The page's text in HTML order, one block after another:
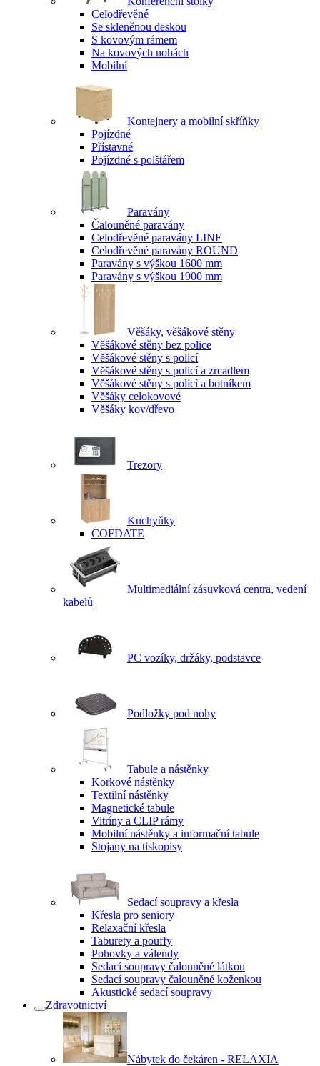
Celodřevěné
Se skleněnou deskou
S kovovým rámem
Na kovových nohách
Mobilní
Kontejnery a mobilní skříňky
Pojízdné
Přístavné
Pojízdné s polštářem
Paravány
Čalouněné paravány
Celodřevěné paravány LINE
Celodřevěné paravány ROUND
Paravány s výškou 1600 mm
Paravány s výškou 1900 mm
Věšáky, věšákové stěny
Věšákové stěny bez police
Věšákové stěny s policí
Věšákové stěny s policí a zrcadlem
Věšákové stěny s policí a botníkem
Věšáky celokovové
Věšáky kov/dřevo
Trezory
Kuchyňky
COFDATE
Multimediální zásuvková centra, vedení
kabelů
PC vozíky, držáky, podstavce
Podložky pod nohy
Tabule a nástěnky
Korkové nástěnky
Textilní nástěnky
Magnetické tabule
Vitríny a CLIP rámy
Mobilní nástěnky a informační tabule
Stojany na tiskopisy
Sedací soupravy a křesla
Křesla pro seniory
Relaxační křesla
Taburety a pouffy
Pohovky a válendy
Sedací soupravy čalouněné látkou
Sedací soupravy čalouněné koženkou
Akustické sedací soupravy
Zdravotnictví
Nábytek do čekáren - RELAXIA